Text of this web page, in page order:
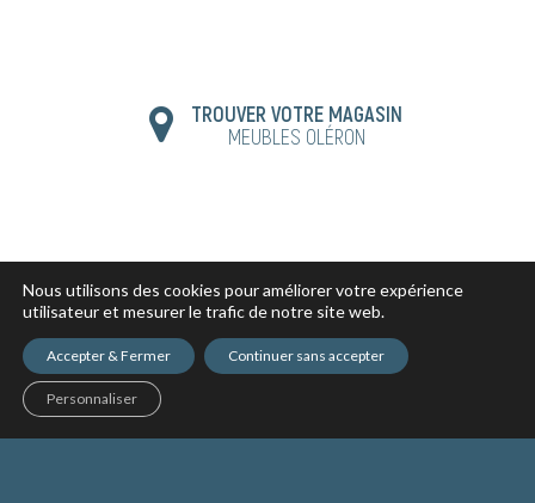
TROUVER VOTRE MAGASIN
MEUBLES OLÉRON
Nous utilisons des cookies pour améliorer votre expérience
utilisateur et mesurer le trafic de notre site web.
Accepter & Fermer Continuer sans accepter
Personnaliser